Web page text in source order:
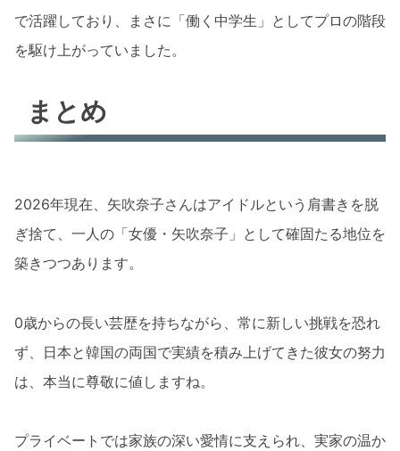
で活躍しており、まさに「働く中学生」としてプロの階段
を駆け上がっていました。
まとめ
2026年現在、矢吹奈子さんはアイドルという肩書きを脱
ぎ捨て、一人の「女優・矢吹奈子」として確固たる地位を
築きつつあります。
0歳からの長い芸歴を持ちながら、常に新しい挑戦を恐れ
ず、日本と韓国の両国で実績を積み上げてきた彼女の努力
は、本当に尊敬に値しますね。
プライベートでは家族の深い愛情に支えられ、実家の温か